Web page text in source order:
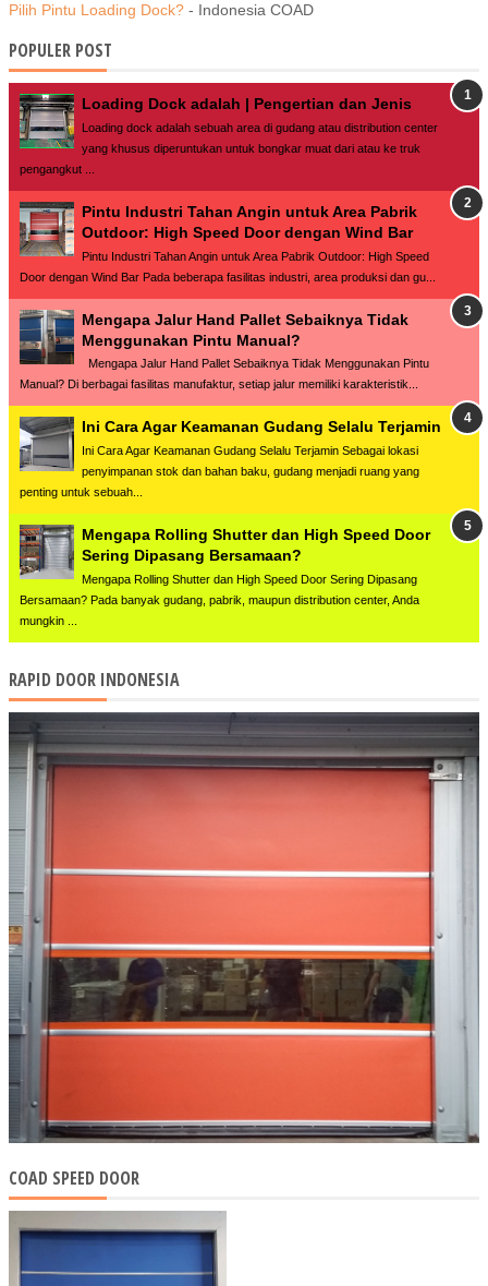
Pilih Pintu Loading Dock? - Indonesia COAD
POPULER POST
Loading Dock adalah | Pengertian dan Jenis
Loading dock adalah sebuah area di gudang atau distribution center
yang khusus diperuntukan untuk bongkar muat dari atau ke truk
pengangkut ...
Pintu Industri Tahan Angin untuk Area Pabrik
Outdoor: High Speed Door dengan Wind Bar
Pintu Industri Tahan Angin untuk Area Pabrik Outdoor: High Speed
Door dengan Wind Bar Pada beberapa fasilitas industri, area produksi dan gu...
Mengapa Jalur Hand Pallet Sebaiknya Tidak
Menggunakan Pintu Manual?
Mengapa Jalur Hand Pallet Sebaiknya Tidak Menggunakan Pintu
Manual? Di berbagai fasilitas manufaktur, setiap jalur memiliki karakteristik...
Ini Cara Agar Keamanan Gudang Selalu Terjamin
Ini Cara Agar Keamanan Gudang Selalu Terjamin Sebagai lokasi
penyimpanan stok dan bahan baku, gudang menjadi ruang yang
penting untuk sebuah...
Mengapa Rolling Shutter dan High Speed Door
Sering Dipasang Bersamaan?
Mengapa Rolling Shutter dan High Speed Door Sering Dipasang
Bersamaan? Pada banyak gudang, pabrik, maupun distribution center, Anda
mungkin ...
RAPID DOOR INDONESIA
COAD SPEED DOOR